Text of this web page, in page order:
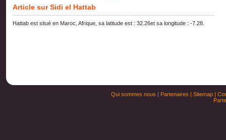
Article sur Sidi el Hattab
Hattab est situé en Maroc, Afrique, sa latitude est : 32.26et sa longitude : -7.28.
Qui sommes nous | Partenaires | Sitemap|